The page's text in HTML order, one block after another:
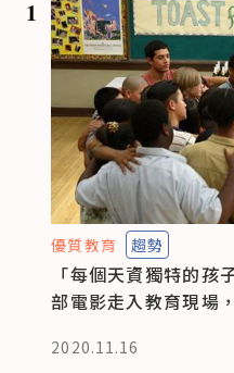
1
優質教育 趨勢
「每個天資獨特的孩
部電影走入教育現場
2020.11.16